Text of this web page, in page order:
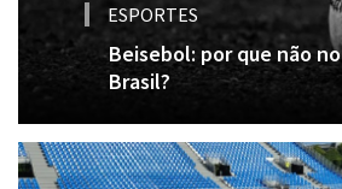
ESPORTES
Beisebol: por que não no
Brasil?